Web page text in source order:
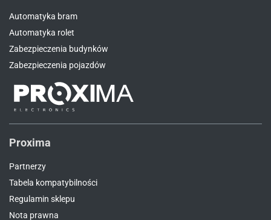
Automatyka bram
Automatyka rolet
Zabezpieczenia budynków
Zabezpieczenia pojazdów
Proxima
Partnerzy
Tabela kompatybilności
Regulamin sklepu
Nota prawna